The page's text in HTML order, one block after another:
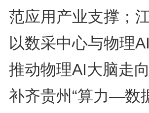
范应用产业支撑；
以数采中心与物理
推动物理AI大脑走
补齐贵州“算力—